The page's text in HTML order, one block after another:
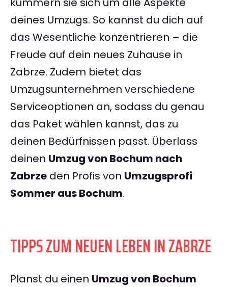
deines Umzugs. So kannst du dich auf
das Wesentliche konzentrieren – die
Freude auf dein neues Zuhause in
Zabrze. Zudem bietet das
Umzugsunternehmen verschiedene
Serviceoptionen an, sodass du genau
das Paket wählen kannst, das zu
deinen Bedürfnissen passt. Überlass
deinen Umzug von Bochum nach
Zabrze den Profis von Umzugsprofi
Sommer aus Bochum.
TIPPS ZUM NEUEN LEBEN IN ZABRZE
Planst du einen Umzug von Bochum